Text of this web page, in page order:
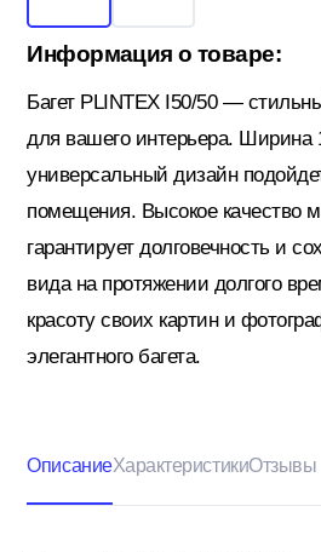
Декоративные
Картон; Плёнки; Мешки
строительного мусора
Краски; Грунтовки;
Крепеж; Метизы
Информация о товаре:
Багет PLINTEX I50/50 —
для вашего интерьера. Ширина
универсальный дизайн
помещения. Высокое качество
гарантирует долговечность и
вида на протяжении долгого
красоту своих картин и
элегантного багета.
ОписаниеХарактеристикиОтзывы